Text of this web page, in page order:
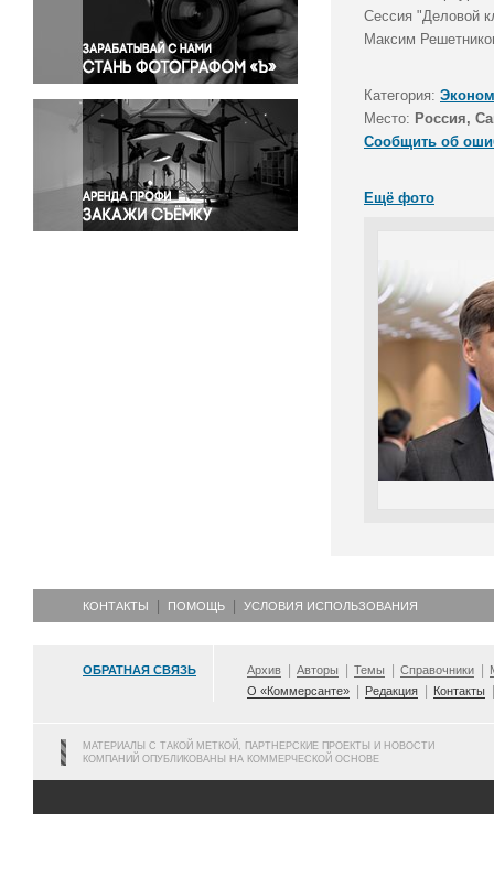
Правосудие
Происшествия и конфликты
Религия
Светская жизнь
Спорт
Экология
Экономика и бизнес
Сессия "Деловой
Максим
Категория:
Место: Россия,
Сообщить об
Ещё фото
КОНТАКТЫ ПОМОЩЬ УСЛОВИЯ ИСПОЛЬЗОВАНИЯ
ОБРАТНАЯ СВЯЗЬ Архив Авторы Темы Справочники
О «Коммерсанте»
Редакция Контакты
МАТЕРИАЛЫ С ТАКОЙ МЕТКОЙ, ПАРТНЕРСКИЕ ПРОЕКТЫ И НОВОСТИ
КОМПАНИЙ ОПУБЛИКОВАНЫ НА КОММЕРЧЕСКОЙ ОСНОВЕ